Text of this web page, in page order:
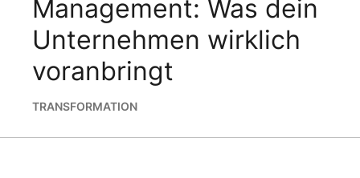
Management: Was dein
Unternehmen wirklich
voranbringt
TRANSFORMATION